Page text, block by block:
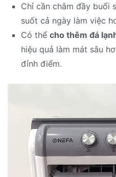
Chỉ cần châm đầy buổi
suốt cả ngày làm việc
Có thể cho thêm đá
hiệu quả làm mát sâu
đỉnh điểm.